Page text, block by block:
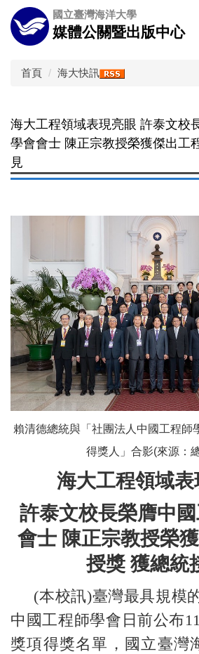
跳
到
主
國立臺灣海洋大學
媒體公關暨出版中心
首頁 海大快訊
海大工程領域表現亮眼 許泰文校
學會會士 陳正宗教授榮獲傑出工
見
賴清德總統與「社團法人中國工程師
得獎人」合影(來源：
海大工程領域表
許泰文校長榮膺中
會士 陳正宗教授榮
授獎 獲總統
(本校訊)臺灣最具規模
中國工程師學會日前公布
獎項得獎名單，國立臺灣